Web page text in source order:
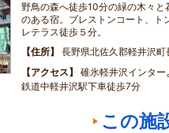
野鳥の森へ徒歩10分の緑の木々
のある宿。ブレストンコート、ト
レテラス徒歩５分。
住所
長野県北佐久郡軽井沢町
アクセス
碓氷軽井沢インタ
鉄道中軽井沢駅下車徒歩7分
この施